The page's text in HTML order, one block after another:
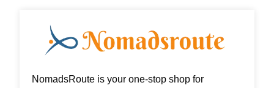
NomadsRoute is your one-stop shop for